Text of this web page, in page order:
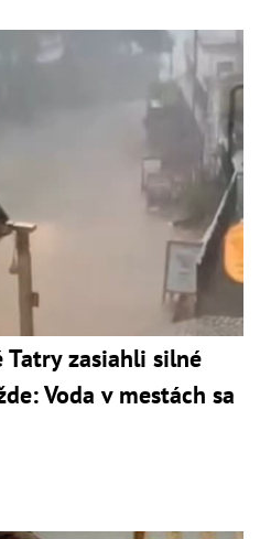
Tatry zasiahli silné
Voda v mestách sa